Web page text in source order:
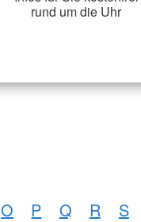
rund um die Uhr
O P Q R S